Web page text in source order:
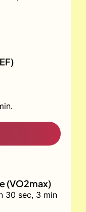
(VO2max)
30 sec, 3 min